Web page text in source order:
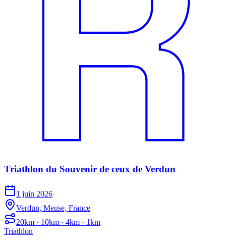
Triathlon du Souvenir de ceux de Verdun
1 juin 2026
Verdun, Meuse, France
20km · 10km · 4km · 1km
Triathlon